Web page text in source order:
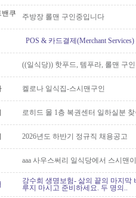
밴쿠
주방장 롤맨 구인중입니다
POS & 카드결제(Merchant
((일식당)) 핫푸드, 템푸라, 롤맨 구
켈로나 일식집-스시맨구인
로히드 몰 1층 복권센터 일하실분
2026년도 하반기 정규직 채용공고
aaa 사우스써리 일식당에서 스시맨
강수희 생명보험- 삶의 끝의 마지막
루지 마시고 준비하세요. 두 명의..